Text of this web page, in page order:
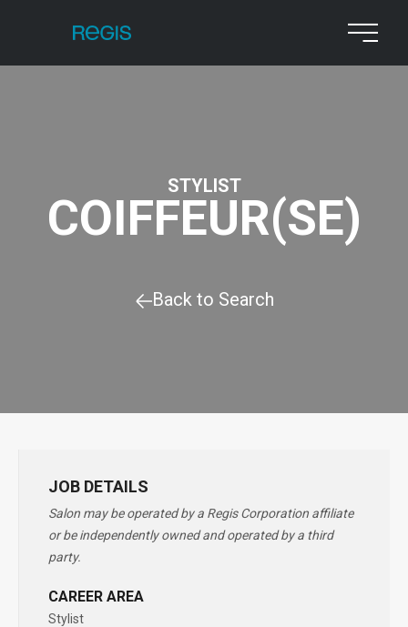
STYLIST
COIFFEUR(SE)
Back to Search
JOB DETAILS
Salon may be operated by a Regis Corporation affiliate
or be independently owned and operated by a third
party.
CAREER AREA
Stylist